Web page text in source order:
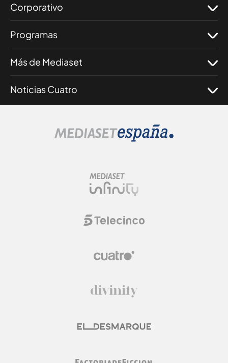
Corporativo
Programas
Más de Mediaset
Noticias Cuatro